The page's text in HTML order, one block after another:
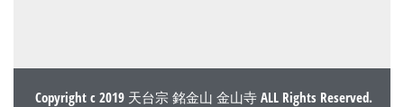
Copyright c 2019 天台宗 銘金山 金山寺 ALL Rights Reserved.